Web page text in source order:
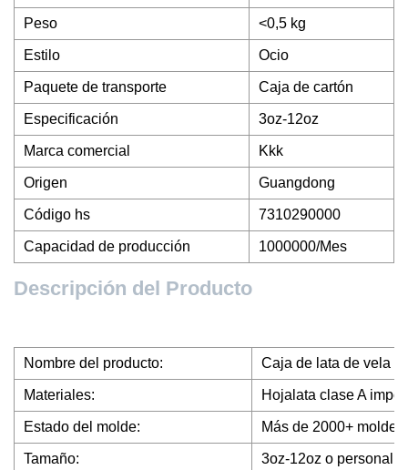
Peso <0,5 kg
Estilo Ocio
Paquete de transporte Caja de cartón
Especificación 3oz-12oz
Marca comercial Kkk
Origen Guangdong
Código hs 7310290000
Capacidad de producción 1000000/Mes
Descripción del Producto
Nombre del producto: Caja de lata de vela
Materiales: Hojalata clase A
Estado del molde: Más de 2000+
Tamaño: 3oz-12oz o